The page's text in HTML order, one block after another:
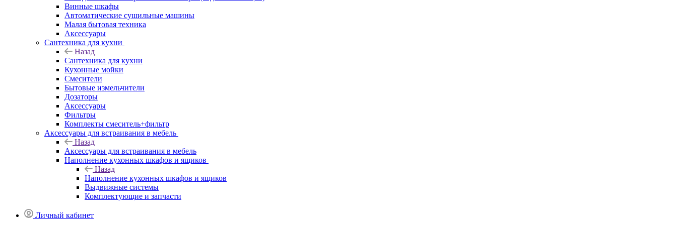
Винные шкафы
Автоматические сушильные машины
Малая бытовая техника
Аксессуары
Сантехника для кухни
Назад
Сантехника для кухни
Кухонные мойки
Смесители
Бытовые измельчители
Дозаторы
Аксессуары
Фильтры
Комплекты смеситель+фильтр
Аксессуары для встраивания в мебель
Назад
Аксессуары для встраивания в мебель
Наполнение кухонных шкафов и ящиков
Назад
Наполнение кухонных шкафов и ящиков
Выдвижные системы
Комплектующие и запчасти
Личный кабинет